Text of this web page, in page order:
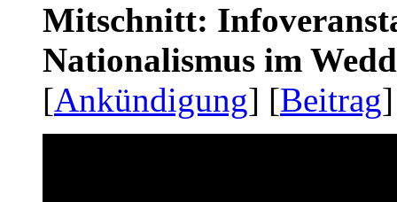
Mitschnitt:
Nationalismus im
[Ankündigung] [Beitrag